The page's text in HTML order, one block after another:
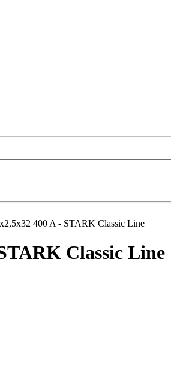
400 A - STARK Classic Line
Classic Line